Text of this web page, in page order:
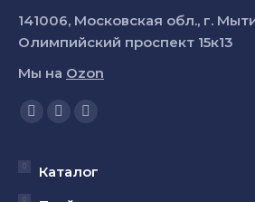
141006, Московская обл., г.
Олимпийский проспект 15к13
Мы на Ozon
Ищите нас:
Страница
открывается
Страница
открывается
Страница
открывается
Каталог